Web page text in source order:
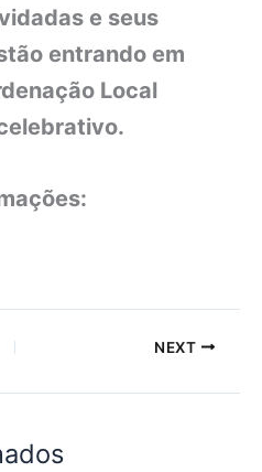
e seus
entrando em
Local
NEXT